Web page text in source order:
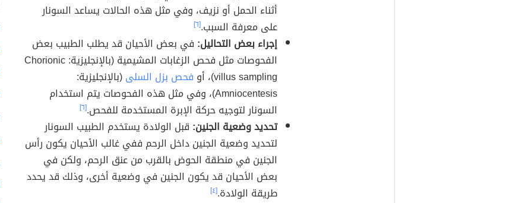
أثناء الحمل أو نزيف، وفي مثل هذه الحالات يساعد السونار
على معرفة السبب.[٦]
إجراء بعض التحاليل: في بعض الأحيان قد يطلب الطبيب بعض
الفحوصات مثل فحص الزغابات المشيمية (بالإنجليزية: Chorionic
villus sampling)، أو
فحص بزل السلى(بالإنجليزية:
Amniocentesis)، وفي مثل هذه الفحوصات يتم استخدام
السونار لتوجيه حركة الإبرة المستخدمة للفحص.[٦]
تحديد وضعية الجنين: قبل الولادة يستخدم الطبيب السونار
لتحديد وضعية الجنين داخل الرحم ففي غالب الأحيان يكون رأس
الجنين في منطقة الحوض بالقرب من عنق الرحم، ولكن في
بعض الأحيان قد يكون الجنين في وضعية أخرى، وذلك قد يحدد
طريقة الولادة.[٤]